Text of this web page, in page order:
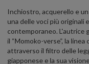
Inchiostro, acquerello e
una delle voci più originali
contemporaneo. L'autrice
il “Momoko-verse”, la
attraverso il filtro delle
giapponese e la sua